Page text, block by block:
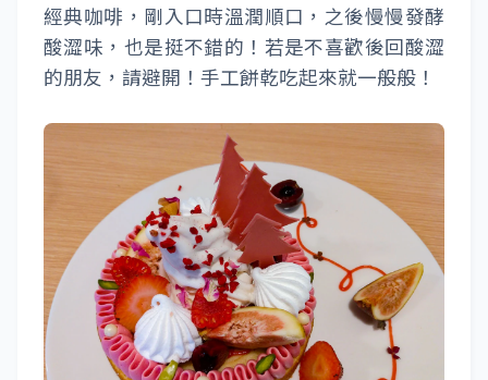
經典咖啡，剛入口時溫潤順口，之後慢慢發酵
酸澀味，也是挺不錯的！若是不喜歡後回酸澀
的朋友，請避開！手工餅乾吃起來就一般般！